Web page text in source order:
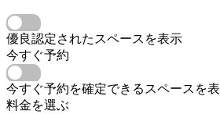
優良認定されたスペースを表示
今すぐ予約
今すぐ予約を確定できるスペースを
料金を選ぶ